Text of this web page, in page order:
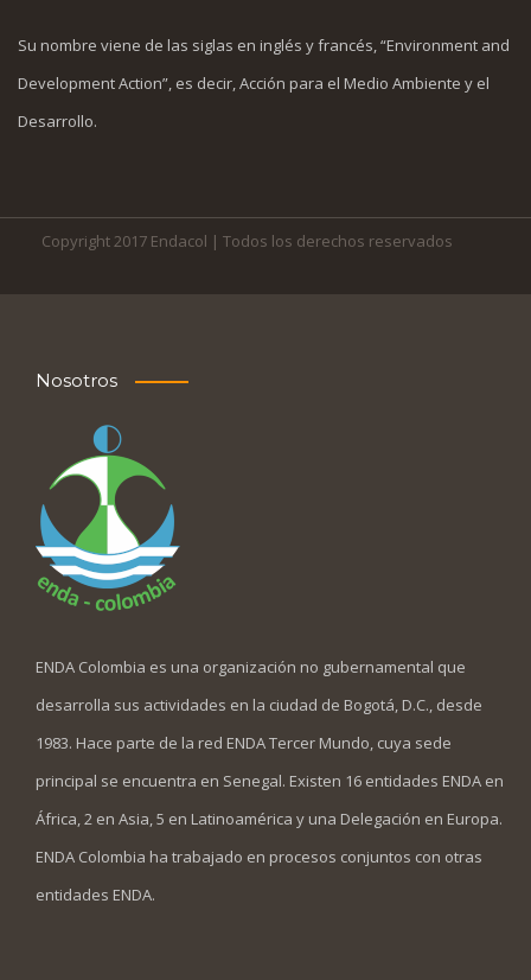
Su nombre viene de las siglas en inglés y francés, “Environment and
Development Action”, es decir, Acción para el Medio Ambiente y el
Desarrollo.
Copyright 2017 Endacol | Todos los derechos reservados
Nosotros
ENDA Colombia es una organización no gubernamental que
desarrolla sus actividades en la ciudad de Bogotá, D.C., desde
1983. Hace parte de la red ENDA Tercer Mundo, cuya sede
principal se encuentra en Senegal. Existen 16 entidades ENDA en
África, 2 en Asia, 5 en Latinoamérica y una Delegación en Europa.
ENDA Colombia ha trabajado en procesos conjuntos con otras
entidades ENDA.